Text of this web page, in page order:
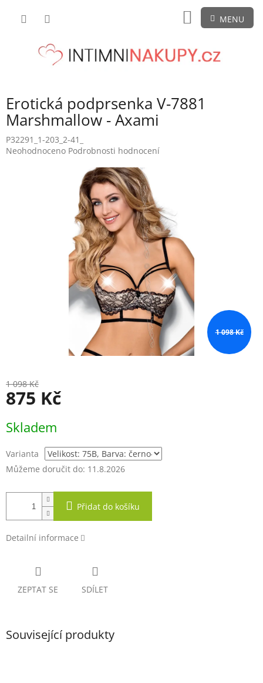
NÁKUPNÍ
KOŠÍK
Erotická podprsenka V-7881
Marshmallow - Axami
P32291_1-203_2-41_
Průměrné
Neohodnoceno Podrobnosti hodnocení
1 098 Kč
1 098 Kč
875 Kč
cena:
Skladem
Varianta
Můžeme doručit do: 11.8.2026
Přidat do košíku
Detailní informace
ZEPTAT SE SDÍLET
Související produkty